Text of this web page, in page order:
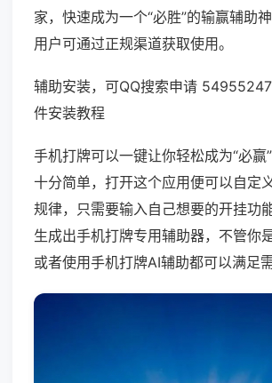
家，快速成为一个“必胜”的输赢辅助
用户可通过正规渠道获取使用。
辅助安装，可QQ搜索申请
件安装教程
手机打牌可以一键让你轻松成为“必赢
十分简单，打开这个应用便可以自定
规律，只需要输入自己想要的开挂功
生成出手机打牌专用辅助器，不管你
或者使用手机打牌AI辅助都可以满足需